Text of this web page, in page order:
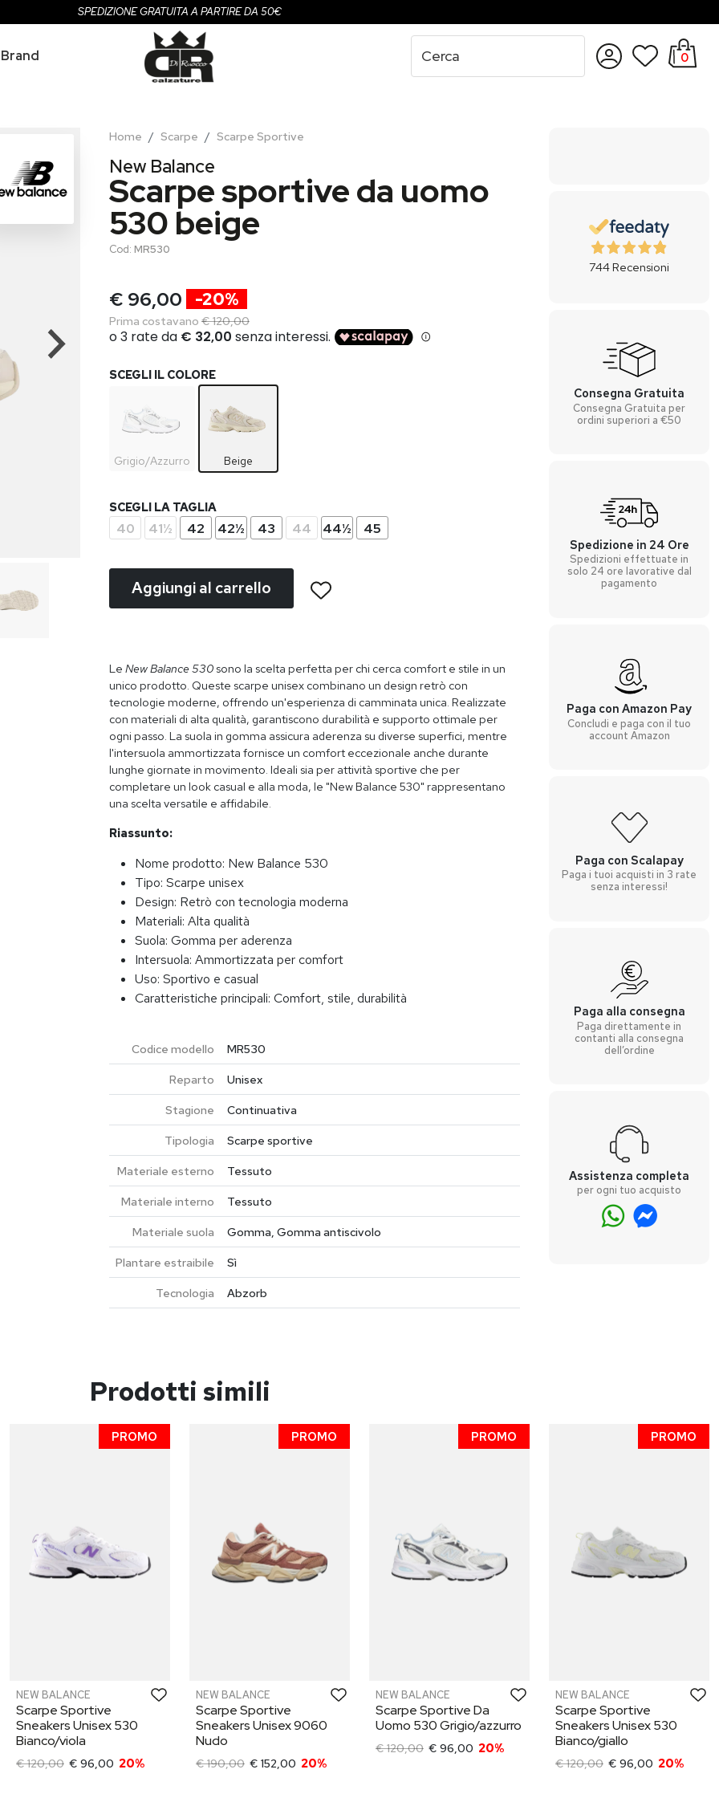
SPEDIZIONE GRATUITA A PARTIRE DA 50€
Brand
0
Home Scarpe Scarpe Sportive
New Balance
Scarpe sportive da uomo
530 beige
Cod: MR530
€ 96,00 -20%
Prima costavano € 120,00
SCEGLI IL COLORE
Grigio/Azzurro Beige
SCEGLI LA TAGLIA
40 41½ 42 42½ 43 44 44½ 45
Aggiungi al carrello
Le New Balance 530 sono la scelta perfetta per chi cerca comfort e stile in un
unico prodotto. Queste scarpe unisex combinano un design retrò con
tecnologie moderne, offrendo un'esperienza di camminata unica. Realizzate
con materiali di alta qualità, garantiscono durabilità e supporto ottimale per
ogni passo. La suola in gomma assicura aderenza su diverse superfici, mentre
l'intersuola ammortizzata fornisce un comfort eccezionale anche durante
lunghe giornate in movimento. Ideali sia per attività sportive che per
completare un look casual e alla moda, le "New Balance 530" rappresentano
una scelta versatile e affidabile.
Riassunto:
Nome prodotto: New Balance 530
Tipo: Scarpe unisex
Design: Retrò con tecnologia moderna
Materiali: Alta qualità
Suola: Gomma per aderenza
Intersuola: Ammortizzata per comfort
Uso: Sportivo e casual
Caratteristiche principali: Comfort, stile, durabilità
Codice modello
MR530
Reparto
Unisex
Stagione
Continuativa
Tipologia
Scarpe sportive
Materiale esterno
Tessuto
Materiale interno
Tessuto
Materiale suola
Gomma, Gomma antiscivolo
Plantare estraibile
Sì
Tecnologia
Abzorb
744Recensioni
Consegna Gratuita
Consegna Gratuita per
ordini superiori a €50
Spedizione in 24 Ore
Spedizioni effettuate in
solo 24 ore lavorative dal
pagamento
Paga con Amazon Pay
Concludi e paga con il tuo
account Amazon
Paga con Scalapay
Paga i tuoi acquisti in 3 rate
senza interessi!
Paga alla consegna
Paga direttamente in
contanti alla consegna
dell’ordine
Assistenza completa
per ogni tuo acquisto
Prodotti simili
PROMO
NEW BALANCE
Scarpe Sportive
Sneakers Unisex 530
Bianco/viola
€ 120,00 € 96,00 20%
PROMO
NEW BALANCE
Scarpe Sportive
Sneakers Unisex 9060
Nudo
€ 190,00 € 152,00 20%
PROMO
NEW BALANCE
Scarpe Sportive Da
Uomo 530 Grigio/azzurro
€ 120,00 € 96,00 20%
PROMO
NEW BALANCE
Scarpe Sportive
Sneakers Unisex 530
Bianco/giallo
€ 120,00 € 96,00 20%